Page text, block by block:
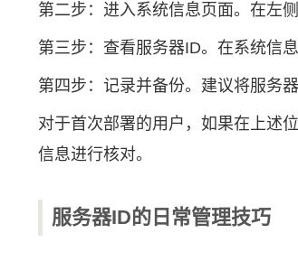
第二步：进入系统信息页面。在左
第三步：查看服务器ID。在系统信
第四步：记录并备份。建议将服务
对于首次部署的用户，如果在上述
信息进行核对。
服务器ID的日常管理技巧